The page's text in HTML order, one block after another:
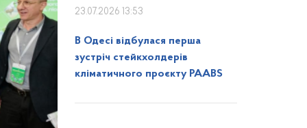
23.07.2026 13:53
В Одесі відбулася перша
зустріч стейкхолдерів
кліматичного проєкту PAABS